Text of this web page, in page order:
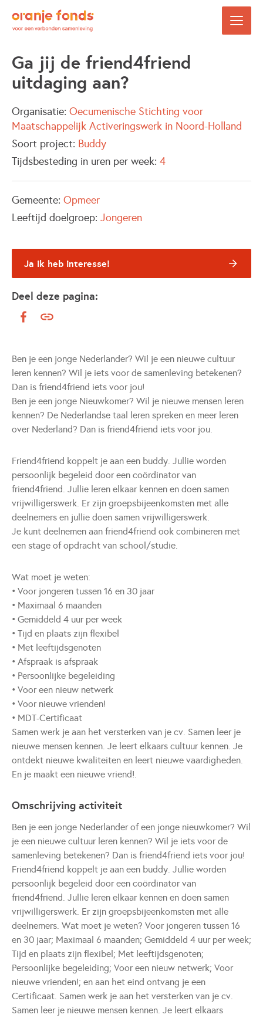
Ga jij de friend4friend
uitdaging aan?
Organisatie: Oecumenische Stichting voor
Maatschappelijk Activeringswerk in Noord-Holland
Soort project: Buddy
Tijdsbesteding in uren per week: 4
Gemeente: Opmeer
Leeftijd doelgroep: Jongeren
Ja ik heb interesse!
Deel deze pagina:
Ben je een jonge Nederlander? Wil je een nieuwe cultuur
leren kennen? Wil je iets voor de samenleving betekenen?
Dan is friend4friend iets voor jou!
Ben je een jonge Nieuwkomer? Wil je nieuwe mensen leren
kennen? De Nederlandse taal leren spreken en meer leren
over Nederland? Dan is friend4friend iets voor jou.
Friend4friend koppelt je aan een buddy. Jullie worden
persoonlijk begeleid door een coördinator van
friend4friend. Jullie leren elkaar kennen en doen samen
vrijwilligerswerk. Er zijn groepsbijeenkomsten met alle
deelnemers en jullie doen samen vrijwilligerswerk.
Je kunt deelnemen aan friend4friend ook combineren met
een stage of opdracht van school/studie.
Wat moet je weten:
• Voor jongeren tussen 16 en 30 jaar
• Maximaal 6 maanden
• Gemiddeld 4 uur per week
• Tijd en plaats zijn flexibel
• Met leeftijdsgenoten
• Afspraak is afspraak
• Persoonlijke begeleiding
• Voor een nieuw netwerk
• Voor nieuwe vrienden!
• MDT-Certificaat
Samen werk je aan het versterken van je cv. Samen leer je
nieuwe mensen kennen. Je leert elkaars cultuur kennen. Je
ontdekt nieuwe kwaliteiten en leert nieuwe vaardigheden.
En je maakt een nieuwe vriend!.
Omschrijving activiteit
Ben je een jonge Nederlander of een jonge nieuwkomer? Wil
je een nieuwe cultuur leren kennen? Wil je iets voor de
samenleving betekenen? Dan is friend4friend iets voor jou!
Friend4friend koppelt je aan een buddy. Jullie worden
persoonlijk begeleid door een coördinator van
friend4friend. Jullie leren elkaar kennen en doen samen
vrijwilligerswerk. Er zijn groepsbijeenkomsten met alle
deelnemers. Wat moet je weten? Voor jongeren tussen 16
en 30 jaar; Maximaal 6 maanden; Gemiddeld 4 uur per week;
Tijd en plaats zijn flexibel; Met leeftijdsgenoten;
Persoonlijke begeleiding; Voor een nieuw netwerk; Voor
nieuwe vrienden!; en aan het eind ontvang je een
Certificaat. Samen werk je aan het versterken van je cv.
Samen leer je nieuwe mensen kennen. Je leert elkaars